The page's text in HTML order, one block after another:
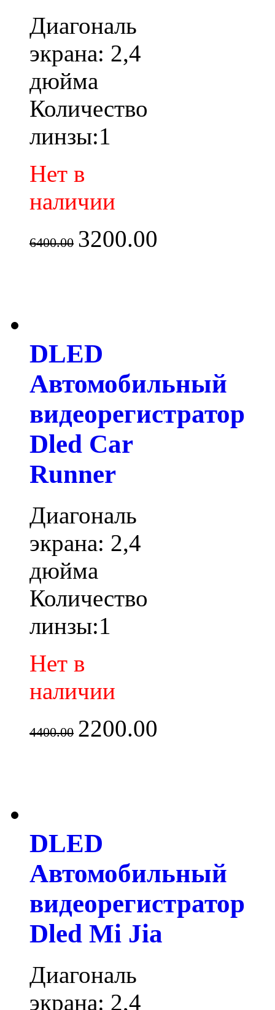
Диагональ
экрана: 2,4
дюйма
Количество
линзы:1
Нет в
наличии
6400.00 3200.00
DLED
Автомобильный
видеорегистратор
Dled Car
Runner
Диагональ
экрана: 2,4
дюйма
Количество
линзы:1
Нет в
наличии
4400.00 2200.00
DLED
Автомобильный
видеорегистратор
Dled Mi Jia
Диагональ
экрана: 2,4